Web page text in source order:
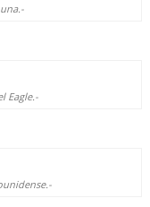
Eagle.-